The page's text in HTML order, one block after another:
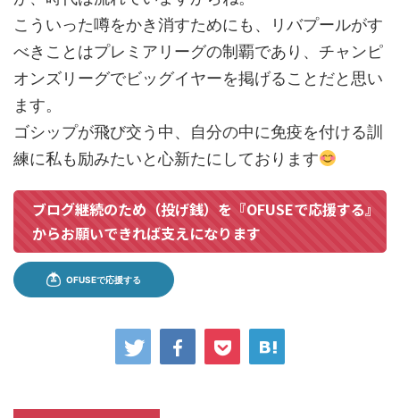
こういった噂をかき消すためにも、リバプールがす
べきことはプレミアリーグの制覇であり、チャンピ
オンズリーグでビッグイヤーを掲げることだと思い
ます。
ゴシップが飛び交う中、自分の中に免疫を付ける訓
練に私も励みたいと心新たにしております
ブログ継続のため（投げ銭）を『OFUSEで応援する』
からお願いできれば支えになります